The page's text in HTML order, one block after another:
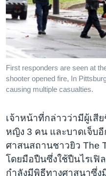
First responders are seen at
shooter opened fire, In
causing multiple casualties.
เจ้าหน้าที่กล่าวว่ามีผู้เสี
หญิง 3 คน และบาดเจ็บ
ศาสนสถานชาวยิว The
โดยมือปืนซึ่งใช้ปืนไรเฟิ
กำลังมีพิธีทางศาสนาซึ่ง